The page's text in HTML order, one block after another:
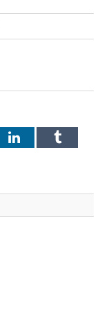
LinkedInTumblr